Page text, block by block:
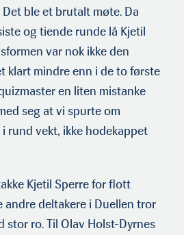
ble et brutalt møte. Da
og tiende runde lå Kjetil
var nok ikke den
klart mindre enn i de to første
en liten mistanke
seg at vi spurte om
rund vekt, ikke hodekappet
Kjetil Sperre for flott
andre deltakere i Duellen tror
stor ro. Til Olav Holst-Dyrnes